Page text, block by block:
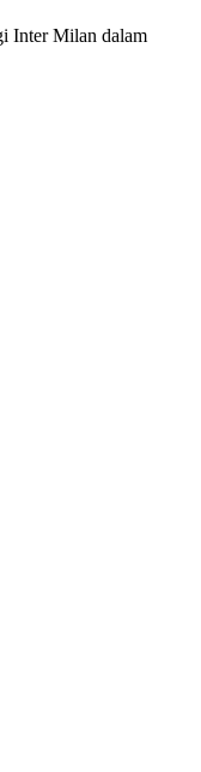
Inter Milan dalam